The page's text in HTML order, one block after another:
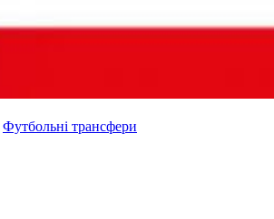
Футбольні трансфери